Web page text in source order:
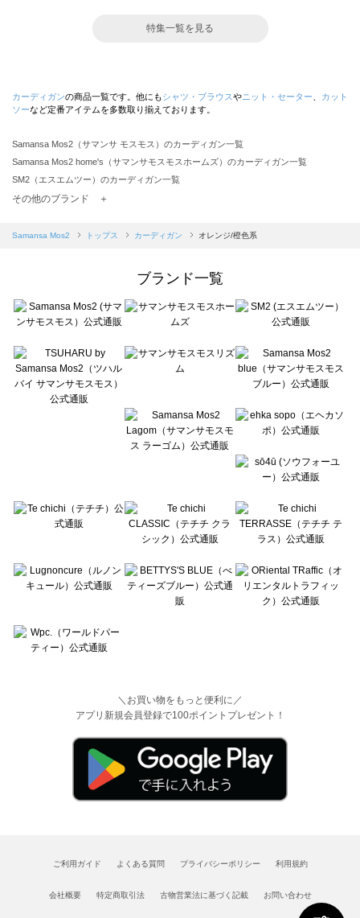
特集一覧を見る
カーディガンの商品一覧です。他にもシャツ・ブラウスやニット・セーター
カット
ソーなど定番アイテムを多数取り揃えております。
Samansa Mos2（サマンサ モスモス）のカーディガン一覧
Samansa Mos2 home's（サマンサモスモスホームズ）のカーディガン一覧
SM2（エスエムツー）のカーディガン一覧
TSUHARU by Samansa Mos2（ツハルバイサマンサモスモス）のカーディガン一覧
Samansa Mos2 blue（サマンサモスモス ブルー）のカーディガン一覧
sō4ū（ソウフォーユー）のカーディガン一覧
Te chichi（テチチ）のカーディガン一覧
Te chichi CLASSIC（テチチ クラシック）のカーディガン一覧
Lugnoncure（ルノンキュール）のカーディガン一覧
BETTY'S BLUE（べティーズブルー）のカーディガン一覧
Wpc.（ワールドパーティー）のカーディガン一覧
その他のブランド ＋
Samansa Mos2 トップス カーディガン オレンジ/橙色系
ブランド一覧
＼お買い物をもっと便利に／
アプリ新規会員登録で100ポイントプレゼント！
ご利用ガイド よくある質問 プライバシーポリシー 利用規約
会社概要 特定商取引法 古物営業法に基づく記載 お問い合わせ